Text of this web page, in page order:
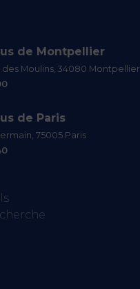
de Montpellier
Moulins, 34080 Montpellier
de Paris
75005 Paris